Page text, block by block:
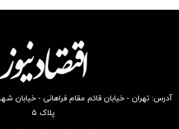
بخر !
بخر !
آدرس: تهران - خیابان قائم مقام فراهانی -
پلاک ۵